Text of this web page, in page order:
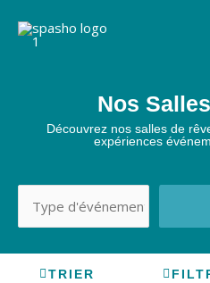
Nos
Découvrez nos salles de
expériences
TRIER